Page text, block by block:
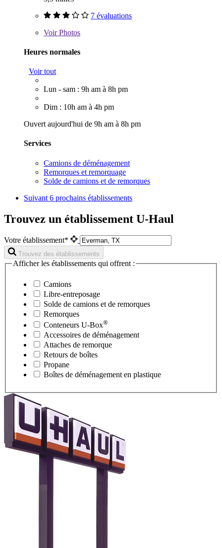
7 évaluations
VoirPhotos
Heures normales
Voir tout
Lun - sam : 9h am à 8h pm
Dim : 10h am à 4h pm
Ouvert aujourd'hui de 9h am à 8h pm
Services
Camions de déménagement
Remorques et remorquage
Solde de camions et de remorques
Suivant 6 prochains établissements
Trouvez un établissement U-Haul
Votre établissement*
Trouvez des établissements
Afficher les établissements qui offrent :
Camions
Libre-entreposage
Solde de camions et de remorques
Remorques
Conteneurs U-Box®
Accessoires de déménagement
Attaches de remorque
Retours de boîtes
Propane
Boîtes de déménagement en plastique